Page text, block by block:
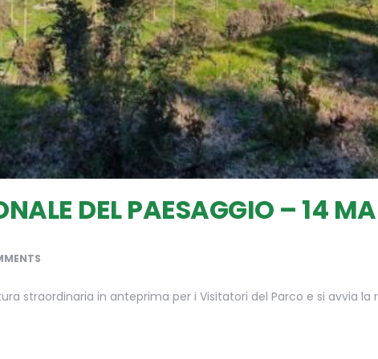
DEL PAESAGGIO – 14
straordinaria in anteprima per i Visitatori del Parco e si avvia la